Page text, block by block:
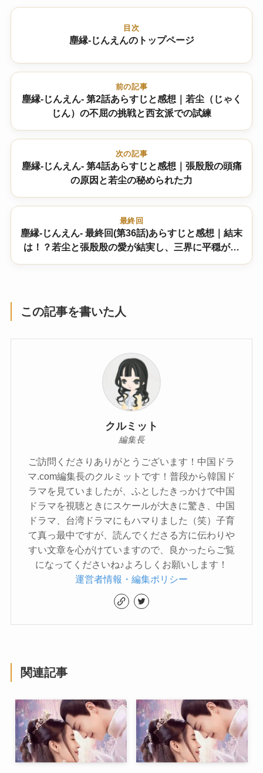
目次
塵縁-じんえんのトップページ
前の記事
塵縁-じんえん- 第2話あらすじと感想｜若尘（じゃく
じん）の不屈の挑戦と西玄派での試練
次の記事
塵縁-じんえん- 第4話あらすじと感想｜張殷殷の頭痛
の原因と若尘の秘められた力
最終回
塵縁-じんえん- 最終回(第36話)あらすじと感想｜結末
は！？若尘と張殷殷の愛が結実し、三界に平穏が訪
この記事を書いた人
クルミット
編集長
ご訪問くださりありがとうございます！中国ドラ
マ.com編集長のクルミットです！普段から韓国ド
ラマを見ていましたが、ふとしたきっかけで中国
ドラマを視聴ときにスケールが大きに驚き、中国
ドラマ、台湾ドラマにもハマりました（笑）子育
て真っ最中ですが、読んでくださる方に伝わりや
すい文章を心がけていますので、良かったらご覧
になってくださいね♪よろしくお願いします！
運営者情報・編集ポリシー
関連記事